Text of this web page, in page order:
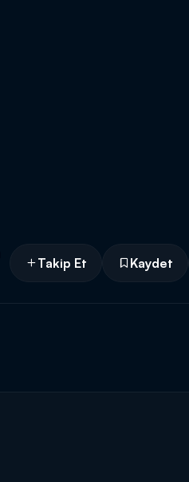
Takip Et Kaydet